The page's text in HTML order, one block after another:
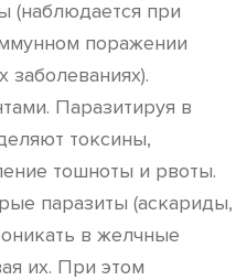
(наблюдается при
поражении
заболеваниях).
Паразитируя в
токсины,
тошноты и рвоты.
паразиты (аскариды,
в желчные
их. При этом